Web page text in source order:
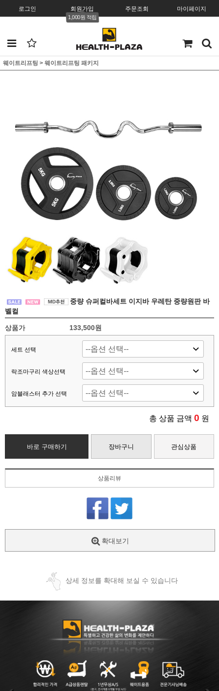
로그인 회원가입
1,000원 적립
주문조회 마이페이지
웨이트리프팅 > 웨이트리프팅 패키지
중량 슈퍼컬바세트 이지바 우레탄 중량원판 바
벨컬
상품가 133,500원
세트 선택
락조마구리 색상선택
암블래스터 추가 선택
총 상품 금액 0 원
바로 구매하기 장바구니 관심상품
상품리뷰
확대보기
상세 정보를 확대해 보실 수 있습니다